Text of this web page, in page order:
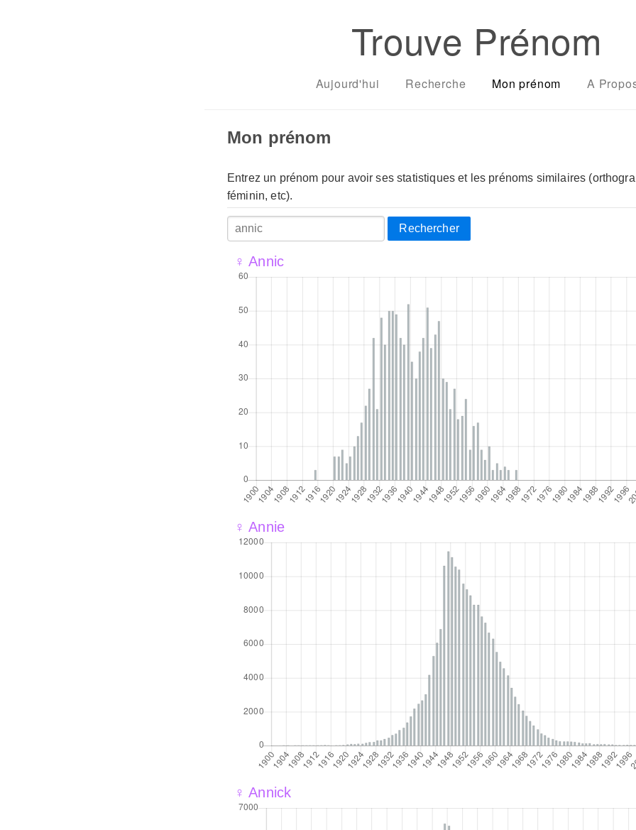
Trouve Prénom
Aujourd'hui Recherche Mon prénom A
Mon prénom
Entrez un prénom pour avoir ses statistiques et les prénoms similaires
féminin, etc).
Rechercher
♀ Annic
♀ Annie
♀ Annick